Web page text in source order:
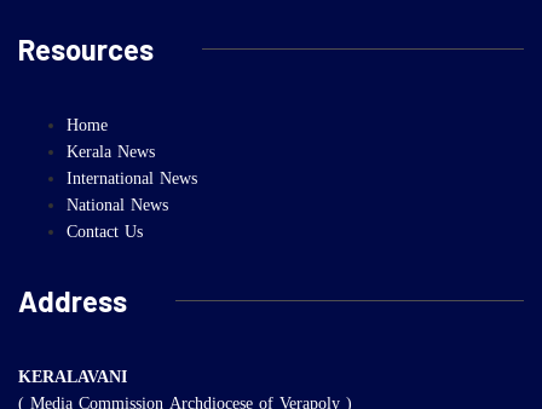
Resources
Home
Kerala News
International News
National News
Contact Us
Address
KERALAVANI